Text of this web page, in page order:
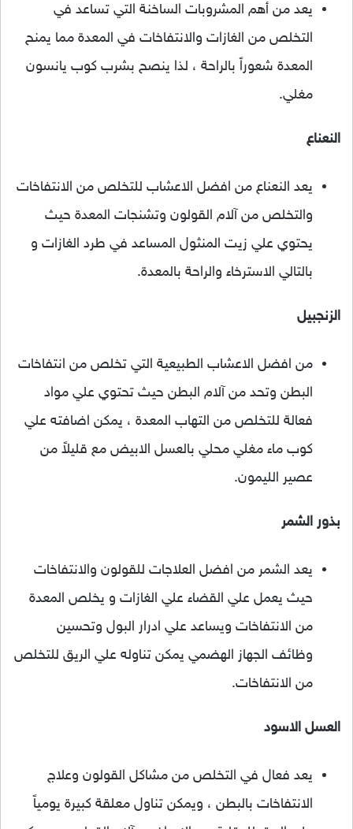
يعد من أهم المشروبات الساخنة التي تساعد في
التخلص من الغازات والانتفاخات في المعدة مما يمنح
المعدة شعوراً بالراحة ، لذا ينصح بشرب كوب يانسون
مغلي.
النعناع
يعد النعناع من افضل الاعشاب للتخلص من الانتفاخات
والتخلص من آلام القولون وتشنجات المعدة حيث
يحتوي علي زيت المنثول المساعد في طرد الغازات و
بالتالي الاسترخاء والراحة بالمعدة.
الزنجبيل
من افضل الاعشاب الطبيعية التي تخلص من انتفاخات
البطن وتحد من آلام البطن حيث تحتوي علي مواد
فعالة للتخلص من التهاب المعدة ، يمكن اضافته علي
كوب ماء مغلي محلي بالعسل الابيض مع قليلاً من
عصير الليمون.
بذور الشمر
يعد الشمر من افضل العلاجات للقولون والانتفاخات
حيث يعمل علي القضاء علي الغازات و يخلص المعدة
من الانتفاخات ويساعد علي ادرار البول وتحسين
وظائف الجهاز الهضمي يمكن تناوله علي الريق للتخلص
من الانتفاخات.
العسل الاسود
يعد فعال في التخلص من مشاكل القولون وعلاج
الانتفاخات بالبطن ، ويمكن تناول معلقة كبيرة يومياً